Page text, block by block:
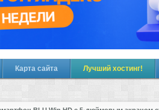
Карта сайта Лучший хостинг!